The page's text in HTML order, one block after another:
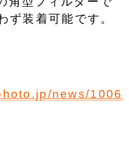
ず装着可能です。
news/1006